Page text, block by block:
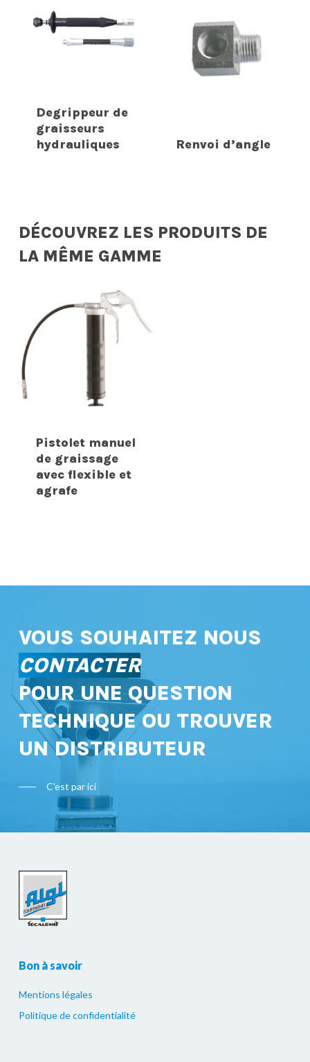
Degrippeur de
graisseurs
hydrauliques
Renvoi d’angle
DÉCOUVREZ LES PRODUITS DE
LA MÊME GAMME
Pistolet manuel
de graissage
avec flexible et
agrafe
VOUS SOUHAITEZ NOUS
CONTACTER
POUR UNE QUESTION
TECHNIQUE OU TROUVER
UN DISTRIBUTEUR
C'est par ici
Bon à savoir
Mentions légales
Politique de confidentialité